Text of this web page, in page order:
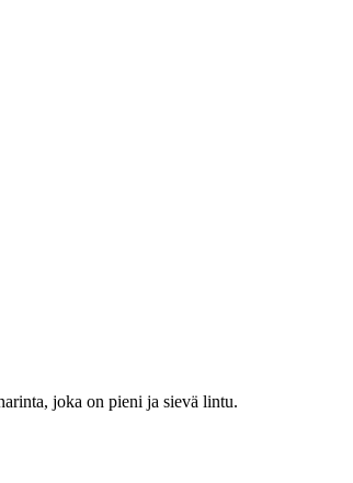
joka on pieni ja sievä lintu.